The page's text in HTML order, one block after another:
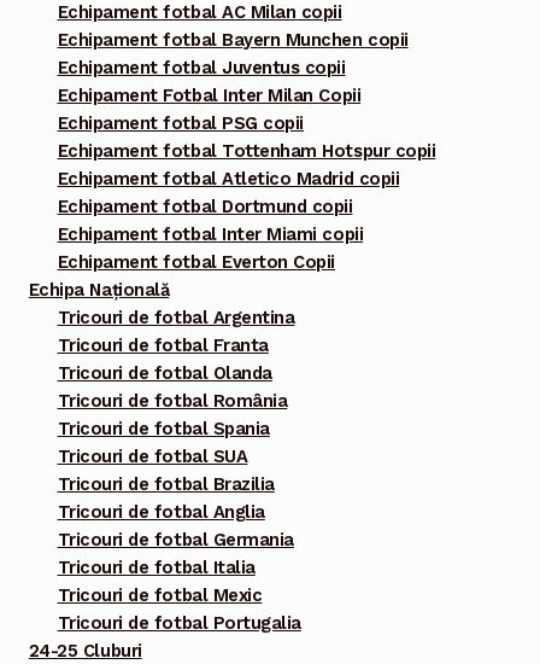
Echipament fotbal AC Milan copii
Echipament fotbal Bayern Munchen copii
Echipament fotbal Juventus copii
Echipament Fotbal Inter Milan Copii
Echipament fotbal PSG copii
Echipament fotbal Tottenham Hotspur copii
Echipament fotbal Atletico Madrid copii
Echipament fotbal Dortmund copii
Echipament fotbal Inter Miami copii
Echipament fotbal Everton Copii
Echipa Națională
Tricouri de fotbal Argentina
Tricouri de fotbal Franta
Tricouri de fotbal Olanda
Tricouri de fotbal România
Tricouri de fotbal Spania
Tricouri de fotbal SUA
Tricouri de fotbal Brazilia
Tricouri de fotbal Anglia
Tricouri de fotbal Germania
Tricouri de fotbal Italia
Tricouri de fotbal Mexic
Tricouri de fotbal Portugalia
24-25 Cluburi